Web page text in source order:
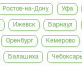
Ростов-на-Дону Уфа
Ижевск Барнаул
Оренбург Кемерово
Балашиха